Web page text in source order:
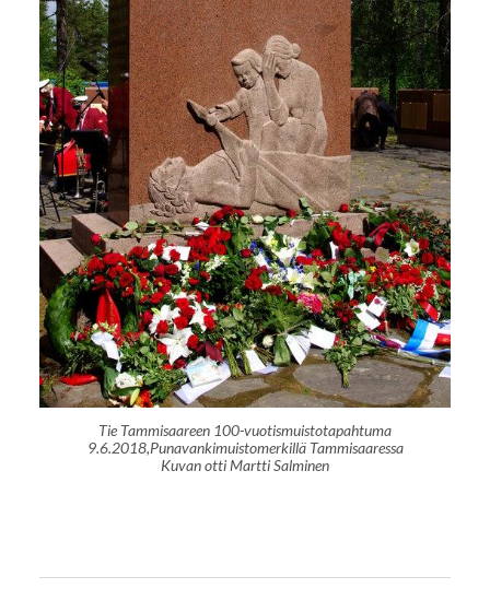
Tie Tammisaareen 100-vuotismuistotapahtuma
9.6.2018,Punavankimuistomerkillä Tammisaaressa
Kuvan otti Martti Salminen